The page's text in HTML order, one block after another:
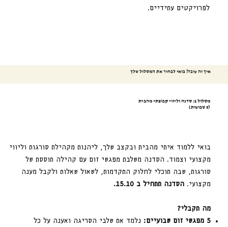
לפרויקטים עתידיים.
איך זה עובד? בואי לבחור את המסלול שלך
מסלול 1: סדנה וליווי קבוצתי מהבית
(5 שבועות)
בואי ללמוד איתי מהבית ובקצב שלך, ליהנות מקהילת סורגות וליווי
מקצועי וצמוד. הסדנה משלבת מפגשי זום עם קהילה תוססת של
סורגות, שבה תוכלי לחלוק התקדמות, לשאול שאלות ולקבל מענה
מקצועי. הסדנה תתחיל ב 15.10.
מה תקבלי?
5 מפגשי זום שבועיים:
נלמד את שלבי הסריגה ואענה על כל